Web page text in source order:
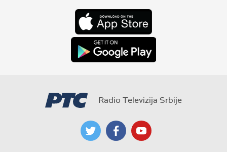
Radio Televizija Srbije